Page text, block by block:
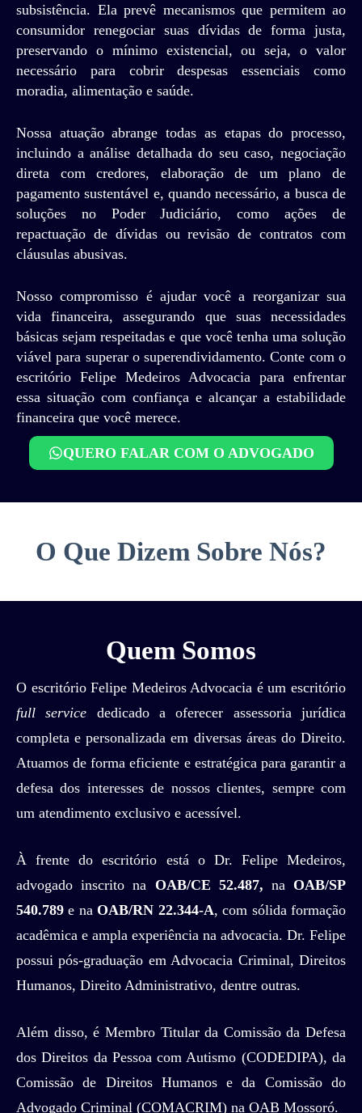
subsistência. Ela prevê mecanismos que permitem ao
consumidor renegociar suas dívidas de forma justa,
preservando o mínimo existencial, ou seja, o valor
necessário para cobrir despesas essenciais como
moradia, alimentação e saúde.
Nossa atuação abrange todas as etapas do processo,
incluindo a análise detalhada do seu caso, negociação
direta com credores, elaboração de um plano de
pagamento sustentável e, quando necessário, a busca de
soluções no Poder Judiciário, como ações de
repactuação de dívidas ou revisão de contratos com
cláusulas abusivas.
Nosso compromisso é ajudar você a reorganizar sua
vida financeira, assegurando que suas necessidades
básicas sejam respeitadas e que você tenha uma solução
viável para superar o superendividamento. Conte com o
escritório Felipe Medeiros Advocacia para enfrentar
essa situação com confiança e alcançar a estabilidade
financeira que você merece.
QUERO FALAR COM O ADVOGADO
O Que Dizem Sobre Nós?
Quem Somos
O escritório Felipe Medeiros Advocacia é um escritório
full service dedicado a oferecer assessoria jurídica
completa e personalizada em diversas áreas do Direito.
Atuamos de forma eficiente e estratégica para garantir a
defesa dos interesses de nossos clientes, sempre com
um atendimento exclusivo e acessível.
À frente do escritório está o Dr. Felipe Medeiros,
advogado inscrito na OAB/CE 52.487, na OAB/SP
540.789e na OAB/RN 22.344-A, com sólida formação
acadêmica e ampla experiência na advocacia. Dr. Felipe
possui pós-graduação em Advocacia Criminal, Direitos
Humanos, Direito Administrativo, dentre outras.
Além disso, é Membro Titular da Comissão da Defesa
dos Direitos da Pessoa com Autismo (CODEDIPA), da
Comissão de Direitos Humanos e da Comissão do
Advogado Criminal (COMACRIM) na OAB Mossoró.